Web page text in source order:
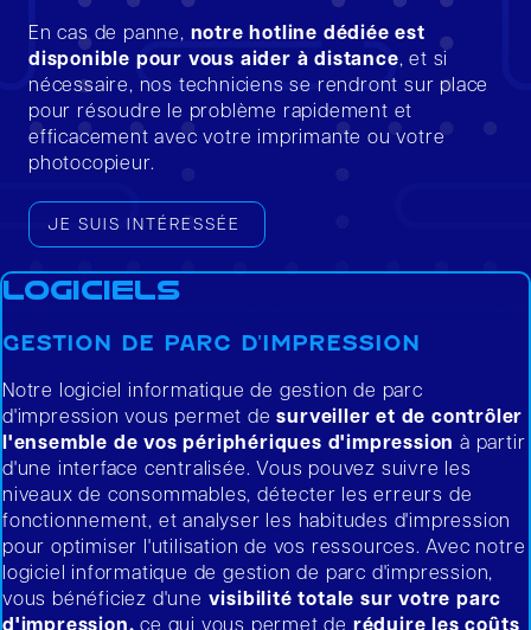
En cas de panne, notre hotline dédiée est
disponible pour vous aider à distance, et si
nécessaire, nos techniciens se rendront sur place
pour résoudre le problème rapidement et
efficacement avec votre imprimante ou votre
photocopieur.
JE SUIS INTÉRESSÉE
Logiciels
GESTION DE PARC D'IMPRESSION
Notre logiciel informatique de gestion de parc
d'impression vous permet desurveiller et de contrôler
l'ensemble de vos périphériques d'impression à partir
d'une interface centralisée. Vous pouvez suivre les
niveaux de consommables, détecter les erreurs de
fonctionnement, et analyser les habitudes d'impression
pour optimiser l'utilisation de vos ressources. Avec notre
logiciel informatique de gestion de parc d'impression,
vous bénéficiez d'une visibilité totale sur votre parc